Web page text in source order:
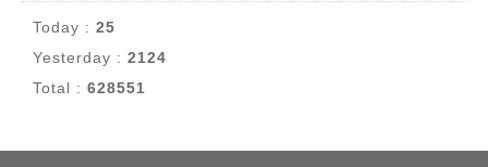
Today : 25
Yesterday : 2124
Total : 628551